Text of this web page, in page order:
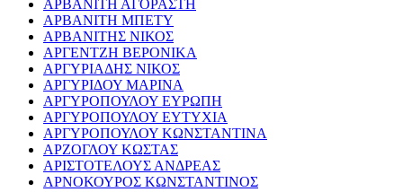
ΑΡΒΑΝΙΤΗ ΑΓΟΡΑΣΤΗ
ΑΡΒΑΝΙΤΗ ΜΠΕΤΥ
ΑΡΒΑΝΙΤΗΣ ΝΙΚΟΣ
ΑΡΓΕΝΤΖΗ ΒΕΡΟΝΙΚΑ
ΑΡΓΥΡΙΑΔΗΣ ΝΙΚΟΣ
ΑΡΓΥΡΙΔΟΥ ΜΑΡΙΝΑ
ΑΡΓΥΡΟΠΟΥΛΟΥ ΕΥΡΩΠΗ
ΑΡΓΥΡΟΠΟΥΛΟΥ ΕΥΤΥΧΙΑ
ΑΡΓΥΡΟΠΟΥΛΟΥ ΚΩΝΣΤΑΝΤΙΝΑ
ΑΡΖΟΓΛΟΥ ΚΩΣΤΑΣ
ΑΡΙΣΤΟΤΕΛΟΥΣ ΑΝΔΡΕΑΣ
ΑΡΝΟΚΟΥΡΟΣ ΚΩΝΣΤΑΝΤΙΝΟΣ